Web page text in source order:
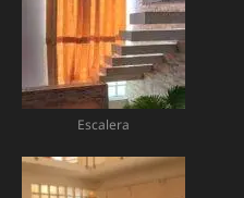
Escalera